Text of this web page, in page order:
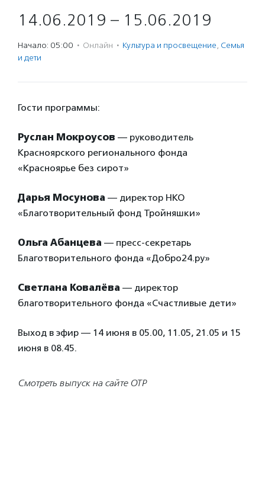
14.06.2019 – 15.06.2019
Начало: 05:00 · Онлайн · Культура и просвещение, Семья
и дети
Гости программы:
Руслан Мокроусов — руководитель
Красноярского регионального фонда
«Красноярье без сирот»
Дарья Мосунова — директор НКО
«Благотворительный фонд Тройняшки»
Ольга Абанцева — пресс-секретарь
Благотворительного фонда «Добро24.ру»
Светлана Ковалёва — директор
благотворительного фонда «Счастливые дети»
Выход в эфир — 14 июня в 05.00, 11.05, 21.05 и 15
июня в 08.45.
Смотреть выпуск на сайте ОТР